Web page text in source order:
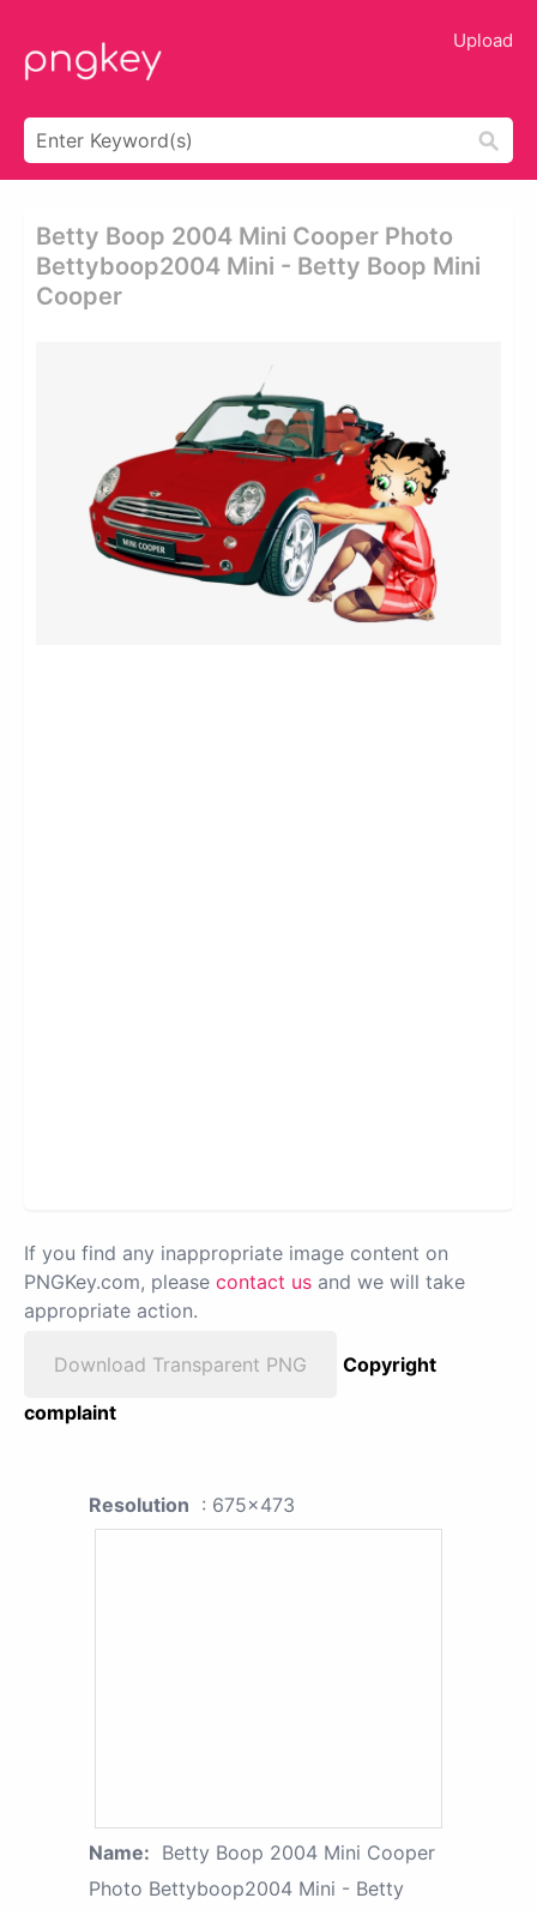
Upload
Betty Boop 2004 Mini Cooper Photo
Bettyboop2004 Mini - Betty Boop Mini
Cooper
If you find any inappropriate image content on
PNGKey.com, please contact us and we will take
appropriate action.
Download Transparent PNG
Copyright
complaint
Resolution : 675x473
Name: Betty Boop 2004 Mini Cooper
Photo Bettyboop2004 Mini - Betty